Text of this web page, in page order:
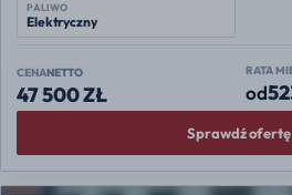
PALIWO
Elektryczny
CENANETTO
47 500 ZŁ
RATA
od
Sprawdź ofertę